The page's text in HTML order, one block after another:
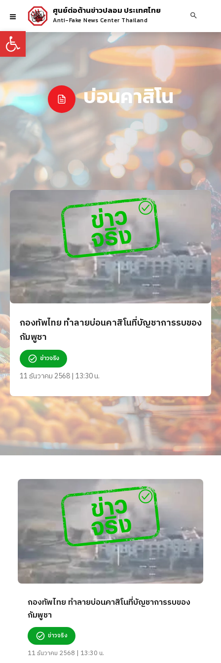
Open toolbar
ศูนย์ต่อต้านข่าวปลอม ประเทศไทย
Anti-Fake News Center Thailand
บ่อนคาสิโน
กองทัพไทย ทำลายบ่อนคาสิโนที่บัญชาการรบของ
กัมพูชา
ข่าวจริง
11 ธันวาคม 2568 | 13:30 น.
กองทัพไทย ทำลายบ่อนคาสิโนที่บัญชาการรบของ
กัมพูชา
ข่าวจริง
11 ธันวาคม 2568 | 13:30 น.